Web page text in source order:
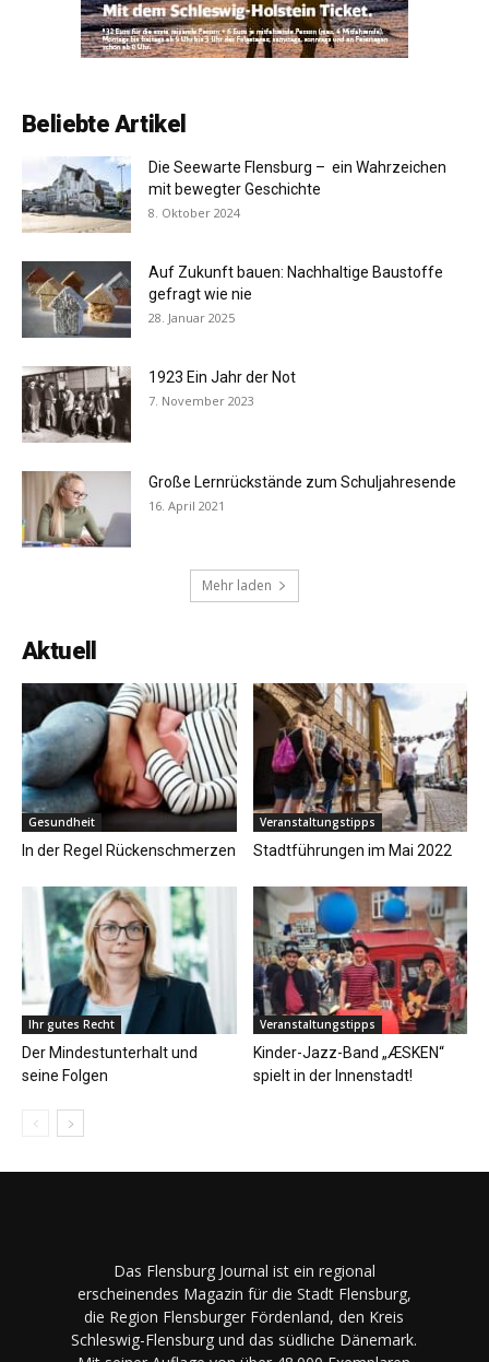
Beliebte Artikel
Die Seewarte Flensburg – ein Wahrzeichen
mit bewegter Geschichte
8. Oktober 2024
Auf Zukunft bauen: Nachhaltige Baustoffe
gefragt wie nie
28. Januar 2025
1923 Ein Jahr der Not
7. November 2023
Große Lernrückstände zum Schuljahresende
16. April 2021
Mehr laden
Aktuell
Gesundheit
In der Regel Rückenschmerzen
Veranstaltungstipps
Stadtführungen im Mai 2022
Ihr gutes Recht
Der Mindestunterhalt und
seine Folgen
Veranstaltungstipps
Kinder-Jazz-Band „ÆSKEN“
spielt in der Innenstadt!
Das Flensburg Journal ist ein regional
erscheinendes Magazin für die Stadt Flensburg,
die Region Flensburger Fördenland, den Kreis
Schleswig-Flensburg und das südliche Dänemark.